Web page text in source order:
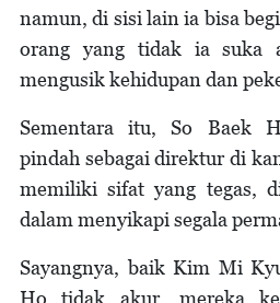
namun, di sisi lain ia bisa
orang yang tidak ia suka
mengusik kehidupan dan
Sementara itu, So Baek
pindah sebagai direktur di
memiliki sifat yang tegas,
dalam menyikapi segala
Sayangnya, baik Kim Mi
Ho tidak akur, mereka